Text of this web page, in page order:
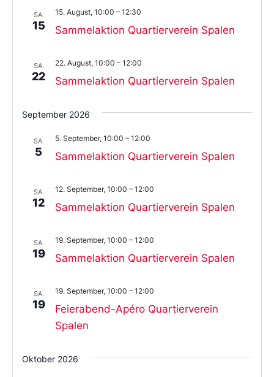
aus.
SA.
15 Sammelaktion Quartierverein Spalen
15. August, 10:00 – 12:30
SA.
22 Sammelaktion Quartierverein Spalen
22. August, 10:00 – 12:00
September 2026
SA.
5 Sammelaktion Quartierverein Spalen
5. September, 10:00 – 12:00
SA.
12 Sammelaktion Quartierverein Spalen
12. September, 10:00 – 12:00
SA.
19 Sammelaktion Quartierverein Spalen
19. September, 10:00 – 12:00
SA.
19
Feierabend-Apéro Quartierverein
Spalen
19. September, 10:00 – 12:00
Oktober 2026